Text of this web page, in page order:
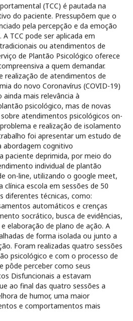
(TCC) é pautada na
do paciente. Pressupõem que o
pela percepção e da emoção
TCC pode ser aplicada em
ou atendimentos de
de Plantão Psicológico oferece
a quem demandar.
realização de atendimentos de
do novo Coronavírus (COVID-19)
mais relevância à
psicológico, mas de novas
atendimentos psicológicos on-
e realização de isolamento
foi apresentar um estudo de
abordagem cognitivo
paciente deprimida, por meio do
individual de plantão
on-line, utilizando o google meet,
escola em sessões de 50
diferentes técnicas, como:
automáticos e crenças
socrático, busca de evidências,
elaboração de plano de ação. A
de forma isolada ou junto a
Foram realizadas quatro sessões
psicológico e com o processo de
pôde perceber como seus
Disfuncionais a estavam
ao final das quatro sessões a
de humor, uma maior
e comportamentos mais